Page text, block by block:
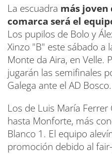
La escuadra más joven
comarca será el
Los pupilos de Bolo y
Xinzo "B" este sábado a
Monte da Aira, en Velle.
jugarán las semifinales
Galega ante el AD Bosco.
Los de Luis María
hasta Monforte, más
Blanco 1. El equipo
promoción debido al